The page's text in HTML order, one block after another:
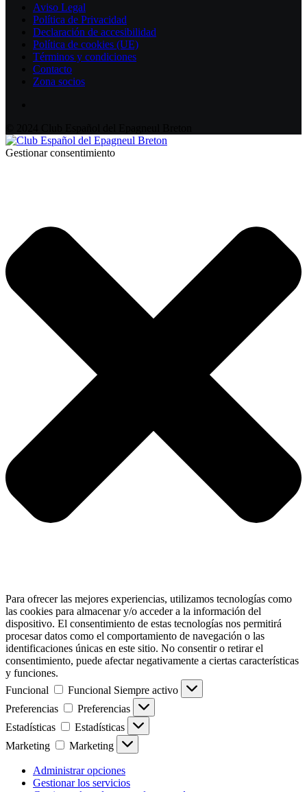
Aviso Legal
Política de Privacidad
Declaración de accesibilidad
Política de cookies (UE)
Términos y condiciones
Contacto
Zona socios
Gestionar consentimiento
Para ofrecer las mejores experiencias, utilizamos tecnologías como
las cookies para almacenar y/o acceder a la información del
dispositivo. El consentimiento de estas tecnologías nos permitirá
procesar datos como el comportamiento de navegación o las
identificaciones únicas en este sitio. No consentir o retirar el
consentimiento, puede afectar negativamente a ciertas características
y funciones.
Funcional
Funcional Siempre activo
Preferencias
Preferencias
Estadísticas
Estadísticas
Marketing
Marketing
Administrar opciones
Gestionar los servicios